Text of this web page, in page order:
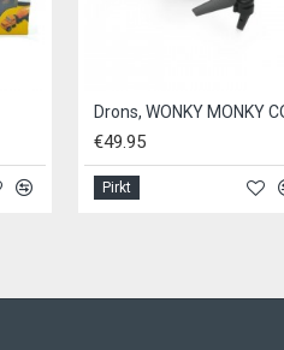
Drons, WONKY MONKY COPTER, - melns
€49.95